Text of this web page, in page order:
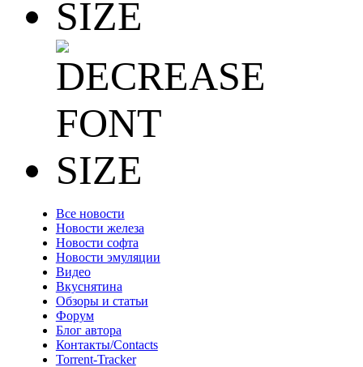
Все новости
Новости железа
Новости софта
Новости эмуляции
Видео
Вкуснятина
Обзоры и статьи
Форум
Блог автора
Контакты/Contacts
Torrent-Tracker